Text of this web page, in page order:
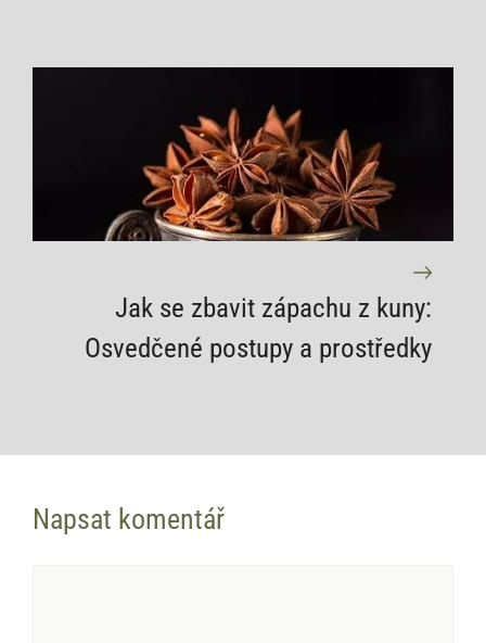
Jak se zbavit zápachu z kuny:
Osvedčené postupy a prostředky
Napsat komentář